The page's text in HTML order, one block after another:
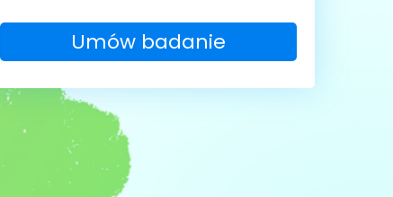
Umów badanie